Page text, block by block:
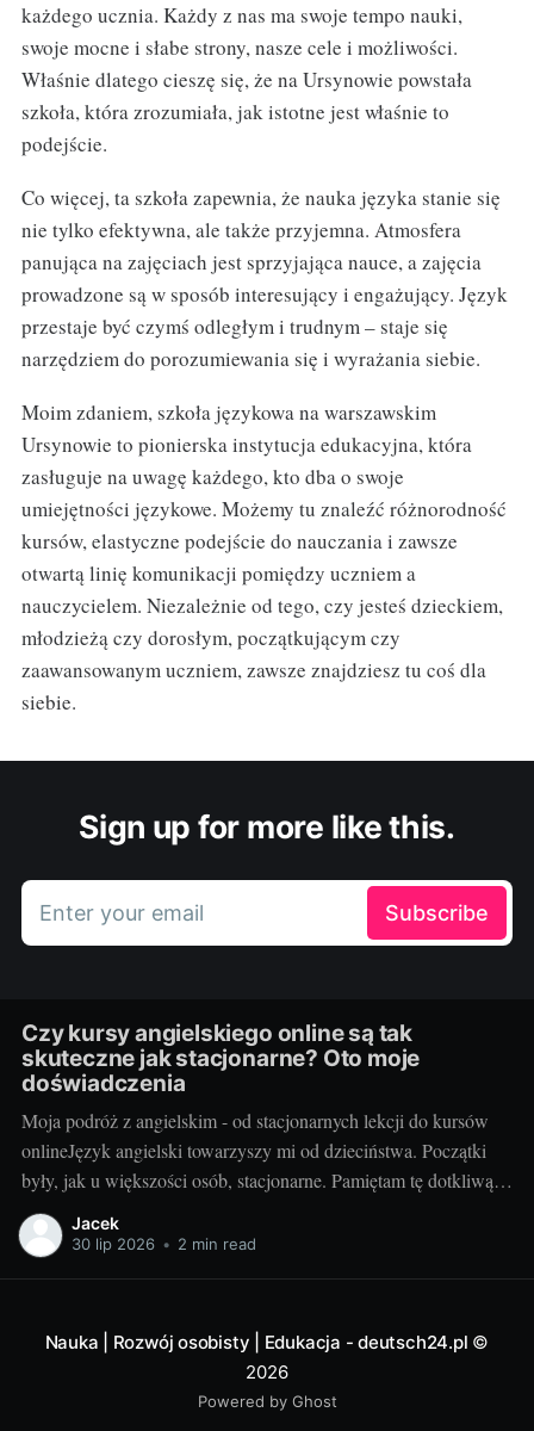
każdego ucznia. Każdy z nas ma swoje tempo nauki,
swoje mocne i słabe strony, nasze cele i możliwości.
Właśnie dlatego cieszę się, że na Ursynowie powstała
szkoła, która zrozumiała, jak istotne jest właśnie to
podejście.
Co więcej, ta szkoła zapewnia, że nauka języka stanie się
nie tylko efektywna, ale także przyjemna. Atmosfera
panująca na zajęciach jest sprzyjająca nauce, a zajęcia
prowadzone są w sposób interesujący i engażujący. Język
przestaje być czymś odległym i trudnym – staje się
narzędziem do porozumiewania się i wyrażania siebie.
Moim zdaniem, szkoła językowa na warszawskim
Ursynowie to pionierska instytucja edukacyjna, która
zasługuje na uwagę każdego, kto dba o swoje
umiejętności językowe. Możemy tu znaleźć różnorodność
kursów, elastyczne podejście do nauczania i zawsze
otwartą linię komunikacji pomiędzy uczniem a
nauczycielem. Niezależnie od tego, czy jesteś dzieckiem,
młodzieżą czy dorosłym, początkującym czy
zaawansowanym uczniem, zawsze znajdziesz tu coś dla
siebie.
Sign up for more like this.
Enter your email Subscribe
Czy kursy angielskiego online są tak
skuteczne jak stacjonarne? Oto moje
doświadczenia
Moja podróż z angielskim - od stacjonarnych lekcji do kursów
onlineJęzyk angielski towarzyszy mi od dzieciństwa. Początki
były, jak u większości osób, stacjonarne. Pamiętam tę dotkliwą
niechęć do porannego wstawania, pendolowania do szkoły i
powrotów w gorszym nastroju, niż w momencie wyjścia.
Jacek
30 lip 2026 • 2 min read
Nauka | Rozwój osobisty | Edukacja - deutsch24.pl ©
2026
Powered by Ghost